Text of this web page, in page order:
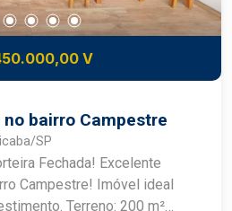
V
bairro Campestre
SP
Excelente
Campestre! Imóvel ideal
200 m²